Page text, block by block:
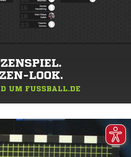
LOOK.
UM FUSSBALL.DE